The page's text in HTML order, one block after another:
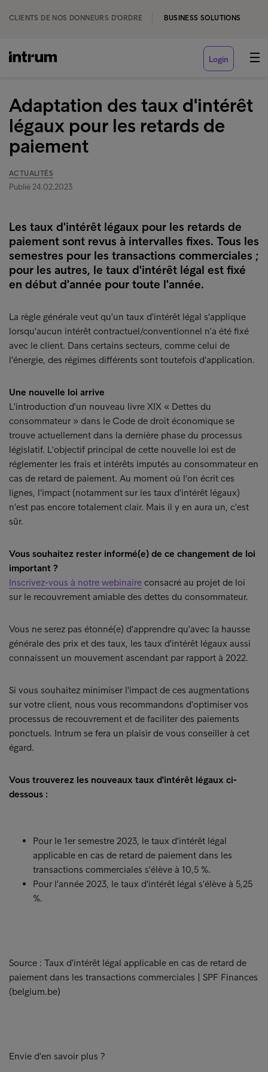
CLIENTS DE NOS DONNEURS D'ORDRE BUSINESS SOLUTIONS
Login
Adaptation des taux d'intérêt
légaux pour les retards de
paiement
ACTUALITÉS
Publié 24.02.2023
Les taux d'intérêt légaux pour les retards de
paiement sont revus à intervalles fixes. Tous les
semestres pour les transactions commerciales ;
pour les autres, le taux d'intérêt légal est fixé
en début d'année pour toute l'année.
La règle générale veut qu'un taux d'intérêt légal s'applique
lorsqu'aucun intérêt contractuel/conventionnel n'a été fixé
avec le client. Dans certains secteurs, comme celui de
l'énergie, des régimes différents sont toutefois d'application.
Une nouvelle loi arrive
L'introduction d'un nouveau livre XIX « Dettes du
consommateur » dans le Code de droit économique se
trouve actuellement dans la dernière phase du processus
législatif. L'objectif principal de cette nouvelle loi est de
réglementer les frais et intérêts imputés au consommateur en
cas de retard de paiement. Au moment où l'on écrit ces
lignes, l'impact (notamment sur les taux d'intérêt légaux)
n'est pas encore totalement clair. Mais il y en aura un, c'est
sûr.
Vous souhaitez rester informé(e) de ce changement de loi
important ?
Inscrivez-vous à notre webinaire consacré au projet de loi
sur le recouvrement amiable des dettes du consommateur.
Vous ne serez pas étonné(e) d'apprendre qu'avec la hausse
générale des prix et des taux, les taux d'intérêt légaux aussi
connaissent un mouvement ascendant par rapport à 2022.
Si vous souhaitez minimiser l'impact de ces augmentations
sur votre client, nous vous recommandons d'optimiser vos
processus de recouvrement et de faciliter des paiements
ponctuels. Intrum se fera un plaisir de vous conseiller à cet
égard.
Vous trouverez les nouveaux taux d'intérêt légaux ci-
dessous :
Pour le 1er semestre 2023, le taux d'intérêt légal
applicable en cas de retard de paiement dans les
transactions commerciales s'élève à 10,5 %.
Pour l'année 2023, le taux d'intérêt légal s'élève à 5,25
%.
Source : Taux d'intérêt légal applicable en cas de retard de
paiement dans les transactions commerciales | SPF Finances
(belgium.be)
Envie d'en savoir plus ?